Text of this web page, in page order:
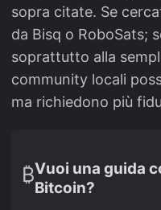
sopra citate. Se
da Bisq o RoboSats;
soprattutto alla
community locali
ma richiedono più
₿Vuoi una guida
Bitcoin?